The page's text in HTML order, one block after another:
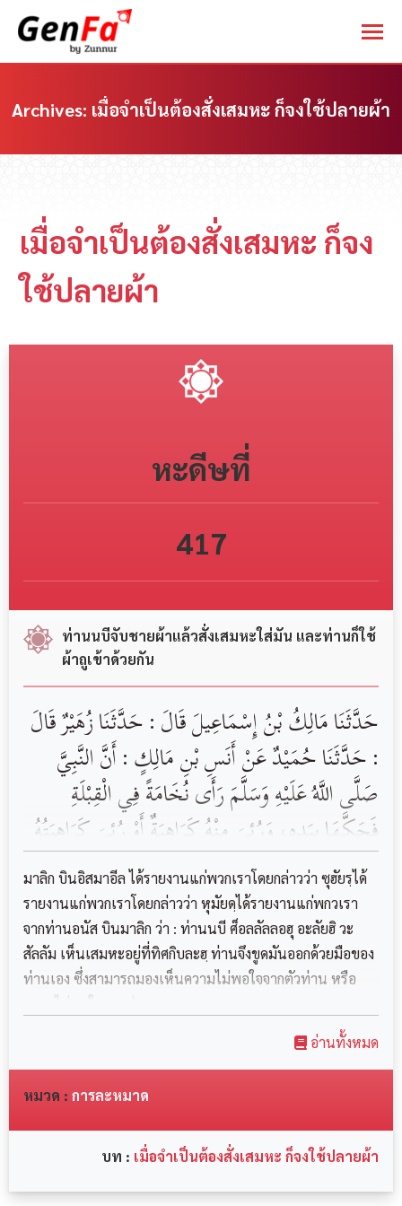
Archives: เมื่อจำเป็นต้องสั่งเสมหะ ก็จงใช้ปลายผ้า
เมื่อจำเป็นต้องสั่งเสมหะ ก็จง
ใช้ปลายผ้า
หะดีษที่
417
ท่านนบีจับชายผ้าแล้วสั่งเสมหะใส่มัน และท่านก็ใช้
ผ้าถูเข้าด้วยกัน
‏حَدَّثَنَا ‏مَالِكُ بْنُ إِسْمَاعِيلَ ‏‏قَالَ : حَدَّثَنَا ‏‏زُهَيْرٌ ‏‏قَالَ
: حَدَّثَنَا ‏‏حُمَيْدٌ ‏عَنْ ‏أَنَسِ بْنِ مَالِكٍ ‏: ‏أَنَّ النَّبِيَّ
‏‏صَلَّى اللَّهُ عَلَيْهِ وَسَلَّمَ ‏‏رَأَى نُخَامَةً فِي الْقِبْلَةِ
فَحَكَّهَا بِيَدِهِ، وَرُئِيَ مِنْهُ كَرَاهِيَةٌ ‏‏أَوْ رُئِيَ كَرَاهِيَتُهُ
لِذَلِكَ وَشِدَّتُهُ عَلَيْهِ،‏ ‏وَقَالَ {‏ ‏إِنَّ أَحَدَكُمْ إِذَا قَامَ
فِي صَلَاتِهِ فَإِنَّمَا يُنَاجِي رَبَّهُ ‏‏أَوْ رَبُّهُ بَيْنَهُ وَبَيْنَ
قِبْلَتِهِ،‏ ‏فَلَا يَبْزُقَنَّ فِي قِبْلَتِهِ، وَلَكِنْ عَنْ يَسَارِهِ أَوْ
تَحْتَ قَدَمِهِ } ثُمَّ أَخَذَ طَرَفَ رِدَائِهِ فَبَزَقَ فِيهِ وَرَدَّ
มาลิก บินอิสมาอีล ได้รายงานแก่พวกเราโดยกล่าวว่า ซุฮัยรฺได้
รายงานแก่พวกเราโดยกล่าวว่า หุมัยดฺได้รายงานแก่พกวเรา
จากท่านอนัส บินมาลิก ว่า : ท่านนบี ศ็อลลัลลอฮุ อะลัยฮิ วะ
สัลลัม เห็นเสมหะอยู่ที่ทิศกิบละฮฺ ท่านจึงขูดมันออกด้วยมือของ
ท่านเอง ซึ่งสามารถมองเห็นความไม่พอใจจากตัวท่าน หรือ
อ่านทั้งหมด
หมวด : การละหมาด
บท : เมื่อจำเป็นต้องสั่งเสมหะ ก็จงใช้ปลายผ้า